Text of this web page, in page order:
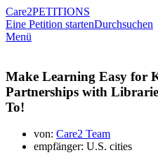
Care2PETITIONS
Eine Petition startenDurchsuchen
Menü
Make Learning Easy for
Partnerships with
To!
von: Care2 Team
empfänger: U.S. cities